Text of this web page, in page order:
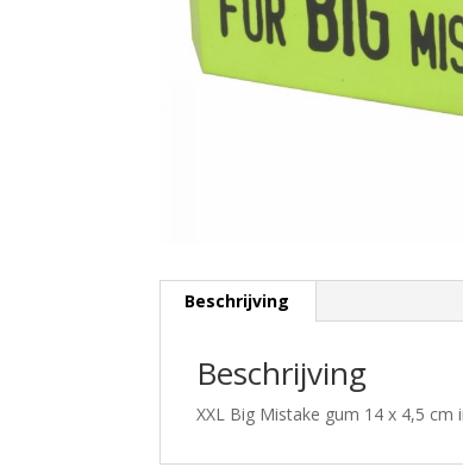
Beschrijving
Beschrijving
XXL Big Mistake gum 14 x 4,5